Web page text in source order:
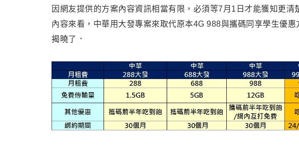
因網友提供的方案內容資訊相當有限，必須等7月1日才能獲知更
內容來看，中華用大發專案來取代原本4G 988與攜碼同享學生優
揭曉了 ．